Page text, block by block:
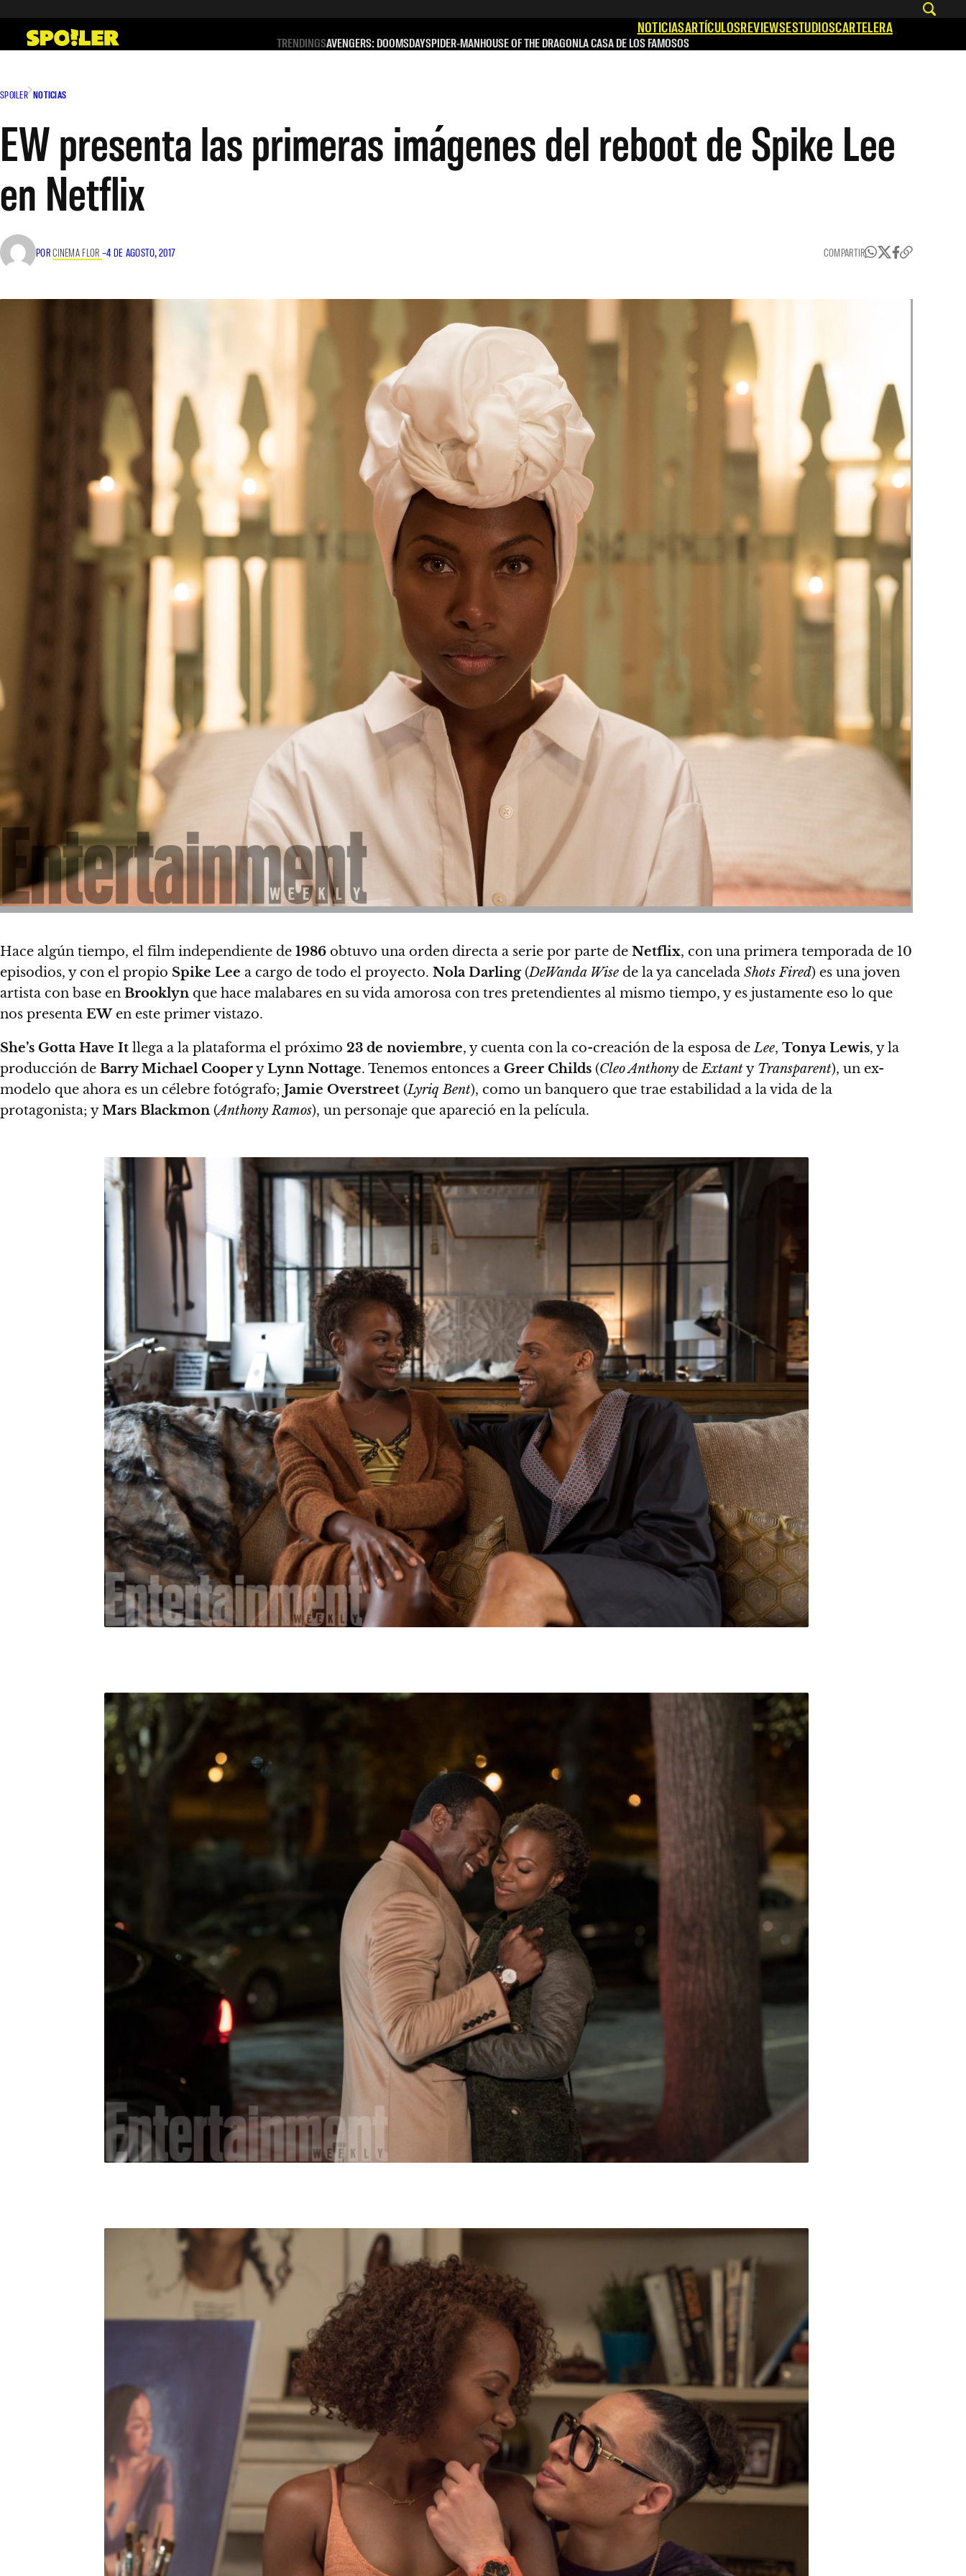
contenido
NOTICIASARTÍCULOSREVIEWSESTUDIOSCARTELERA
TRENDINGSAVENGERS: DOOMSDAYSPIDER-MANHOUSE OF THE DRAGONLA CASA DE LOS FAMOSOS
SPOILER NOTICIAS
EW presenta las primeras imágenes del reboot de Spike Lee
en Netflix
PORCINEMA FLOR –4 DE AGOSTO, 2017 COMPARTIR
Hace algún tiempo, el film independiente de 1986 obtuvo una orden directa a serie por parte de Netflix, con una primera temporada de 10
episodios, y con el propio Spike Lee a cargo de todo el proyecto. Nola Darling(DeWanda Wise de la ya cancelada Shots Fired) es una joven
artista con base en Brooklyn que hace malabares en su vida amorosa con tres pretendientes al mismo tiempo, y es justamente eso lo que
nos presenta EWen este primer vistazo.
She’s Gotta Have It llega a la plataforma el próximo 23 de noviembre, y cuenta con la co-creación de la esposa deLee, Tonya Lewis, y la
producción de Barry Michael CooperyLynn Nottage. Tenemos entonces a Greer Childs (Cleo Anthony deExtanty Transparent), un ex-
modelo que ahora es un célebre fotógrafo; Jamie Overstreet (Lyriq Bent), como un banquero que trae estabilidad a la vida de la
protagonista; yMars Blackmon (Anthony Ramos), un personaje que apareció en la película.